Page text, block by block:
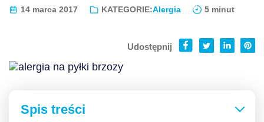
14 marca 2017 KATEGORIE:Alergia 5 minut
Udostępnij
Spis treści